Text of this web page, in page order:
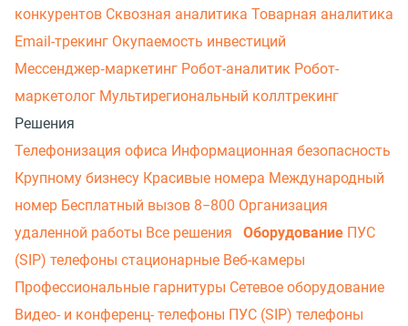
конкурентов Сквозная аналитика Товарная аналитика
Email-трекинг Окупаемость инвестиций
Мессенджер‑маркетинг Робот-аналитик Робот-
маркетолог Мультирегиональный коллтрекинг
Решения
Телефонизация офиса Информационная безопасность
Крупному бизнесу Красивые номера Международный
номер Бесплатный вызов 8−800 Организация
удаленной работы Все решения Оборудование ПУС
(SIP) телефоны стационарные Веб-камеры
Профессиональные гарнитуры Сетевое оборудование
Видео- и конференц- телефоны ПУС (SIP) телефоны